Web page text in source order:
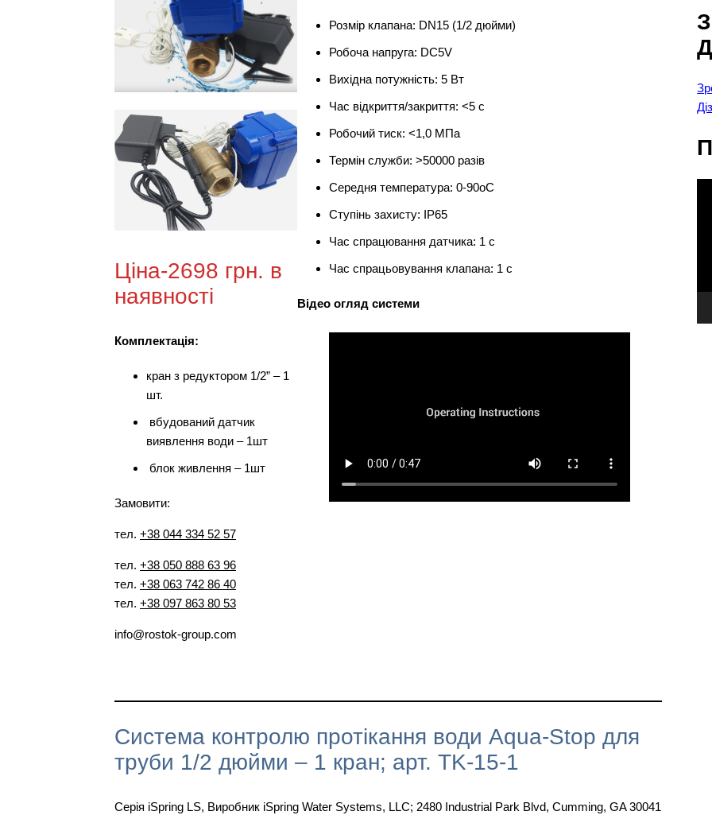
Ціна-2698 грн. в
наявності
Комплектація:
кран з редуктором 1/2” – 1
шт.
вбудований датчик
виявлення води – 1шт
блок живлення – 1шт
Замовити:
тел. +38 044 334 52 57
тел. +38 050 888 63 96
тел. +38 063 742 86 40
тел. +38 097 863 80 53
info@rostok-group.com
Розмір клапана: DN15 (1/2 дюйми)
Робоча напруга: DC5V
Вихідна потужність: 5 Вт
Час відкриття/закриття: <5 с
Робочий тиск: <1,0 МПа
Термін служби: >50000 разів
Середня температура: 0-90oC
Ступінь захисту: IP65
Час спрацювання датчика: 1 с
Час спрацьовування клапана: 1 с
Відео огляд системи
Система контролю протікання води Aqua-Stop для
труби 1/2 дюйми – 1 кран; арт. TK-15-1
Серія iSpring LS, Виробник iSpring Water Systems, LLC; 2480 Industrial Park Blvd, Cumming, GA 30041